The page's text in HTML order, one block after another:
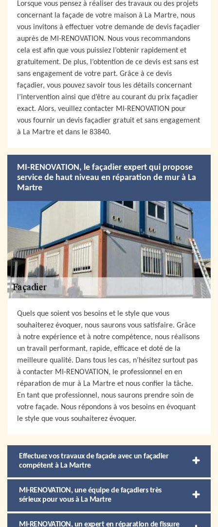
Lorsque vous pensez à réaliser des travaux ou des projets
concernant la façade de votre maison à La Martre, nous
vous invitons à effectuer votre demande de devis façadier
auprès de MI-RENOVATION. Nous vous recommandons
cela est afin que vous puissiez l’obtenir rapidement et
gratuitement. De plus, l’obtention de ce devis est sans est
sans engagement de votre part. Grâce à ce devis
façadier, vous pouvez savoir tous les détails concernant
l’intervention ainsi que d’être au courant du prix façadier
exact. Alors, veuillez contacter MI-RENOVATION pour
vous fournir un devis façadier gratuit et sans engagement
à La Martre et dans le 83840.
MI-RENOVATION, le façadier expert qui propose
service de haut niveau en réparation de mur à La
Martre
Quels que soient vos besoins et le style que vous
souhaiterez évoquer, nous saurons vous satisfaire. Grâce
à notre expérience et à notre compétence, nous réalisons
un travail performant, rapide, efficace et doté de la
meilleure qualité. Dans tous les cas, n’hésitez surtout pas
à contacter MI-RENOVATION, le professionnel en en
réparation de mur à La Martre et nous confier la tâche.
En tant que professionnel, nous saurons prendre soin de
votre façade. Nous répondons à vos besoins en évoquant
le style que vous souhaiterez évoquer.
Effectuez vos travaux de façade avec un façadier
compétent à La Martre
MI-RENOVATION, une équipe de façadiers très
sérieux pour vous à La Martre
MI-RENOVATION, un expert en réparation de fissure